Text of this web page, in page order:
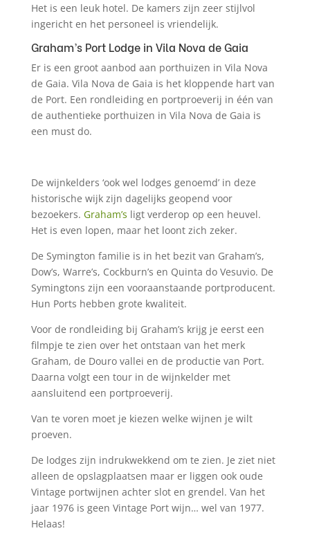
Het is een leuk hotel. De kamers zijn zeer stijlvol
ingericht en het personeel is vriendelijk.
Graham’s Port Lodge in Vila Nova de Gaia
Er is een groot aanbod aan porthuizen in Vila Nova
de Gaia. Vila Nova de Gaia is het kloppende hart van
de Port. Een rondleiding en portproeverij in één van
de authentieke porthuizen in Vila Nova de Gaia is
een must do.
De wijnkelders ‘ook wel lodges genoemd’ in deze
historische wijk zijn dagelijks geopend voor
bezoekers. Graham’s ligt verderop op een heuvel.
Het is even lopen, maar het loont zich zeker.
De Symington familie is in het bezit van Graham’s,
Dow’s, Warre’s, Cockburn’s en Quinta do Vesuvio. De
Symingtons zijn een vooraanstaande portproducent.
Hun Ports hebben grote kwaliteit.
Voor de rondleiding bij Graham’s krijg je eerst een
filmpje te zien over het ontstaan van het merk
Graham, de Douro vallei en de productie van Port.
Daarna volgt een tour in de wijnkelder met
aansluitend een portproeverij.
Van te voren moet je kiezen welke wijnen je wilt
proeven.
De lodges zijn indrukwekkend om te zien. Je ziet niet
alleen de opslagplaatsen maar er liggen ook oude
Vintage portwijnen achter slot en grendel. Van het
jaar 1976 is geen Vintage Port wijn… wel van 1977.
Helaas!